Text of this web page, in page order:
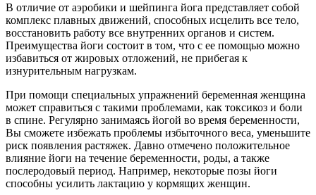
В отличие от аэробики и шейпинга йога представляет собой
комплекс плавных движений, способных исцелить все тело,
восстановить работу все внутренних органов и систем.
Преимущества йоги состоит в том, что с ее помощью можно
избавиться от жировых отложений, не прибегая к
изнурительным нагрузкам.
При помощи специальных упражнений беременная женщина
может справиться с такими проблемами, как токсикоз и боли
в спине. Регулярно занимаясь йогой во время беременности,
Вы сможете избежать проблемы избыточного веса, уменьшите
риск появления растяжек. Давно отмечено положительное
влияние йоги на течение беременности, роды, а также
послеродовый период. Например, некоторые позы йоги
способны усилить лактацию у кормящих женщин.